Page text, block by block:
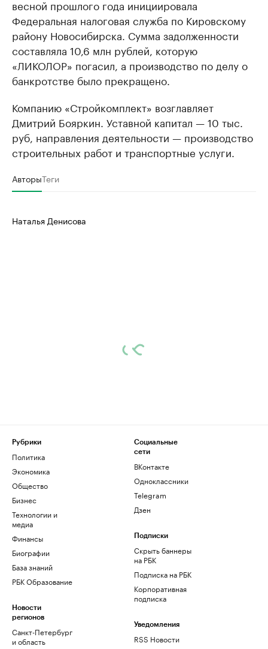
весной прошлого года инициировала
Федеральная налоговая служба по Кировскому
району Новосибирска. Сумма задолженности
составляла 10,6 млн рублей, которую
«ЛИКОЛОР» погасил, а производство по делу о
банкротстве было прекращено.
Компанию «Стройкомплект» возглавляет
Дмитрий Бояркин. Уставной капитал — 10 тыс.
руб, направления деятельности — производство
строительных работ и транспортные услуги.
АвторыТеги
Наталья Денисова
Рубрики
Политика
Экономика
Общество
Бизнес
Технологии и
медиа
Финансы
Биографии
База знаний
РБК Образование
Новости
регионов
Санкт-Петербург
и область
Социальные
сети
ВКонтакте
Одноклассники
Telegram
Дзен
Подписки
Скрыть баннеры
на РБК
Подписка на РБК
Корпоративная
подписка
Уведомления
RSS Новости